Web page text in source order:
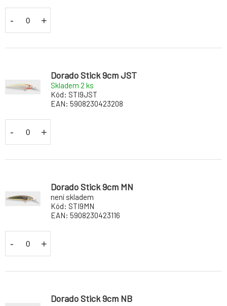
- +
Dorado Stick 9cm JST
Skladem 2 ks
Kód: STI9JST
EAN: 5908230423208
- +
Dorado Stick 9cm MN
není skladem
Kód: STI9MN
EAN: 5908230423116
- +
Dorado Stick 9cm NB